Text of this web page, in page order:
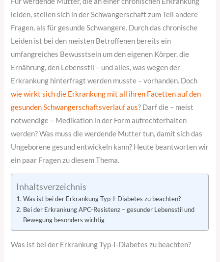
leiden, stellen sich in der Schwangerschaft zum Teil andere
Fragen, als für gesunde Schwangere. Durch das chronische
Leiden ist bei den meisten Betroffenen bereits ein
umfangreiches Bewusstsein um den eigenen Körper, die
Ernährung, den Lebensstil – und alles, was wegen der
Erkrankung hinterfragt werden musste – vorhanden. Doch
wie wirkt sich die Erkrankung mit all ihren Facetten auf den
gesunden Schwangerschaftsverlauf aus? Darf die – meist
notwendige – Medikation in der Form aufrechterhalten
werden? Was muss die werdende Mutter tun, damit sich das
Ungeborene gesund entwickeln kann? Heute beantworten wir
ein paar Fragen zu diesem Thema.
Inhaltsverzeichnis
Was ist bei der Erkrankung Typ-I-Diabetes zu beachten?
Bei der Erkrankung APC-Resistenz – gesunder Lebensstil und
Bewegung besonders wichtig
Was ist bei der Erkrankung Typ-I-Diabetes zu beachten?